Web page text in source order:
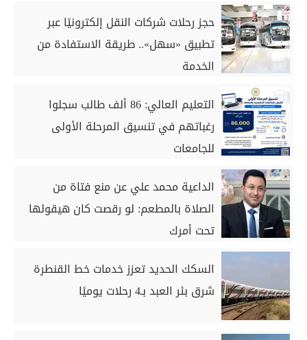
حجز رحلات شركات النقل إلكترونيًا عبر
تطبيق «سهل».. طريقة الاستفادة من
الخدمة
التعليم العالي: 86 ألف طالب سجلوا
رغباتهم في تنسيق المرحلة الأولى
للجامعات
الداعية محمد علي عن منع فتاة من
الصلاة بالمطعم: لو رقصت كان هيقولها
تحت أمرك
السكك الحديد تعزز خدمات خط القنطرة
شرق بئر العبد بـ4 رحلات يوميًا